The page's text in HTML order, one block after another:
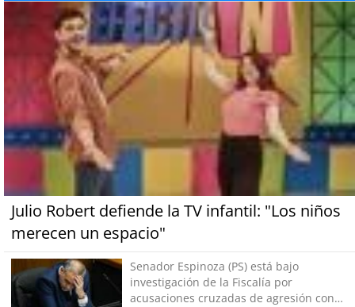
Julio Robert defiende la TV infantil: "Los niños
merecen un espacio"
Senador Espinoza (PS) está bajo
investigación de la Fiscalía por
acusaciones cruzadas de agresión con